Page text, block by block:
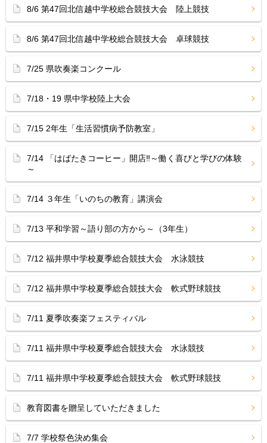
8/6 第47回北信越中学校総合競技大会 陸上競技
8/6 第47回北信越中学校総合競技大会 卓球競技
7/25 県吹奏楽コンクール
7/18・19 県中学校陸上大会
7/15 2年生「生活習慣病予防教室」
7/14 「はばたきコーヒー」開店‼︎～働く喜びと学びの体験
～
7/14 ３年生「いのちの教育」講演会
7/13 平和学習～語り部の方から～（3年生）
7/12 福井県中学校夏季総合競技大会 水泳競技
7/12 福井県中学校夏季総合競技大会 軟式野球競技
7/11 夏季吹奏楽フェスティバル
7/11 福井県中学校夏季総合競技大会 水泳競技
7/11 福井県中学校夏季総合競技大会 軟式野球競技
教育図書を贈呈していただきました
7/7 学校祭色決め集会